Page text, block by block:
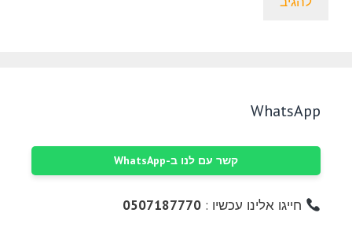
WhatsApp
קשר עם לנו ב-WhatsApp
חייגו אלינו עכשיו :0507187770